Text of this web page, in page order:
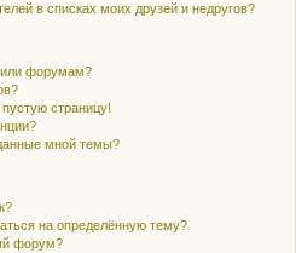
в списках моих друзей и недругов?
или форумам?
страницу!
мной темы?
на определённую тему?
форум?